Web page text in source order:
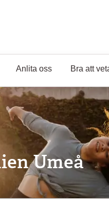
Anlita oss Bra att
Umeå